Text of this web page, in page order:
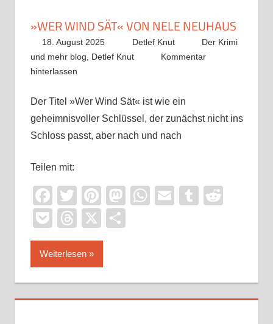
»WER WIND SÄT« VON NELE NEUHAUS
18. August 2025 Detlef Knut
Der Krimi
und mehr blog
Detlef Knut
Kommentar
hinterlassen
Der Titel »Wer Wind Sät« ist wie ein
geheimnisvoller Schlüssel, der zunächst nicht ins
Schloss passt, aber nach und nach
Teilen mit:
Facebook
TwitterPinterest
Mastodon
WhatsApp
EmailTumblr
PocketThreads
X
Weiterlesen